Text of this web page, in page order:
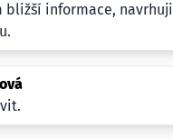
bližší informace, navrhuji